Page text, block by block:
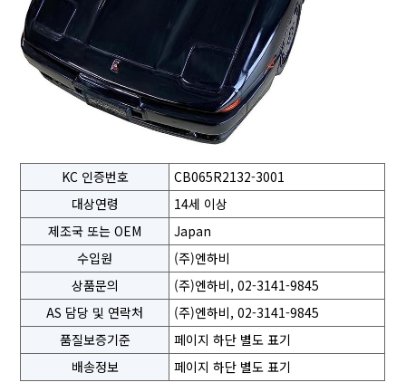
KC 인증번호
CB065R2132-3001
대상연령
14세 이상
제조국 또는 OEM
Japan
수입원
(주)엔하비
상품문의
(주)엔하비, 02-3141-9845
AS 담당 및 연락처
(주)엔하비, 02-3141-9845
품질보증기준
페이지 하단 별도 표기
배송정보
페이지 하단 별도 표기